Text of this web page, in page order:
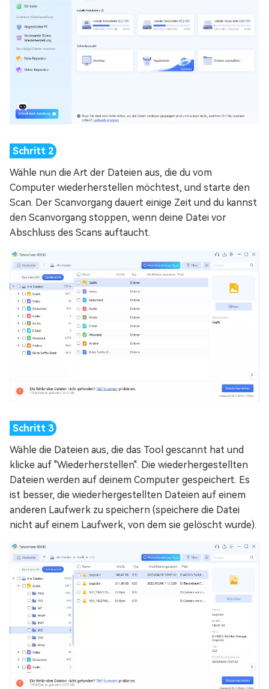
Wähle nun die Art der Dateien aus, die du vom
Computer wiederherstellen möchtest, und starte den
Scan. Der Scanvorgang dauert einige Zeit und du kannst
den Scanvorgang stoppen, wenn deine Datei vor
Abschluss des Scans auftaucht.
Wähle die Dateien aus, die das Tool gescannt hat und
klicke auf "Wiederherstellen". Die wiederhergestellten
Dateien werden auf deinem Computer gespeichert. Es
ist besser, die wiederhergestellten Dateien auf einem
anderen Laufwerk zu speichern (speichere die Datei
nicht auf einem Laufwerk, von dem sie gelöscht wurde).